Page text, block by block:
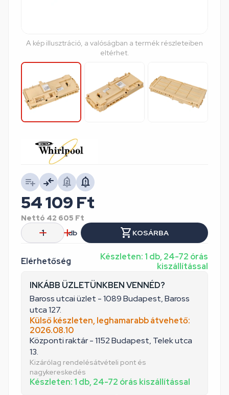
A kép illusztráció, a valóságban a termék részleteiben
eltérhet.
Elérhetőség
Készleten: 1 db, 24-72 órás
kiszállítással
INKÁBB ÜZLETÜNKBEN VENNÉD?
Baross utcai üzlet - 1089 Budapest, Baross
utca 127.
Külső készleten, leghamarabb átvehető:
2026.08.10
Központi raktár - 1152 Budapest, Telek utca
13.
Kizárólag rendelésátvételi pont és
nagykereskedés
Készleten: 1 db, 24-72 órás kiszállítással
54 109 Ft
Nettó 42 605 Ft
db
KOSÁRBA